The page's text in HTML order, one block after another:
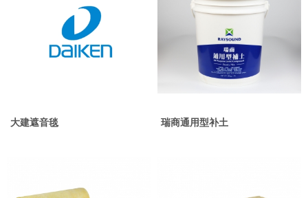
大建遮音毯 瑞商通用型补土